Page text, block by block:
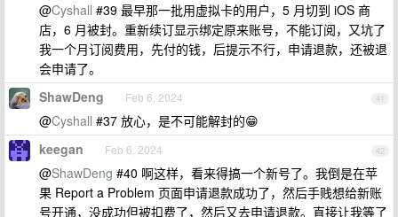
@Cyshall #39 最早那一批用虚拟卡的用户，5 月切到 iOS 商
店，6 月被封。重新续订显示绑定原来账号，不能订阅，又坑了
我一个月订阅费用，先付的钱，后提示不行，申请退款，还被退
会申请了。
41
ShawDeng Feb 6, 2024
@Cyshall #37 放心，是不可能解封的😁
42
keegan Feb 6, 2024
@ShawDeng #40 啊这样，看来得搞一个新号了。我倒是在苹
果 Report a Problem 页面申请退款成功了，然后手贱想给新账
号开通，没成功但被扣费了，然后又去申请退款。直接让我等了